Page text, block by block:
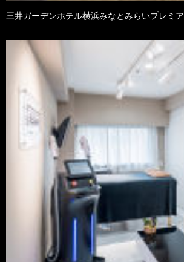
三井ガーデンホテル横浜みなとみらいプレミア